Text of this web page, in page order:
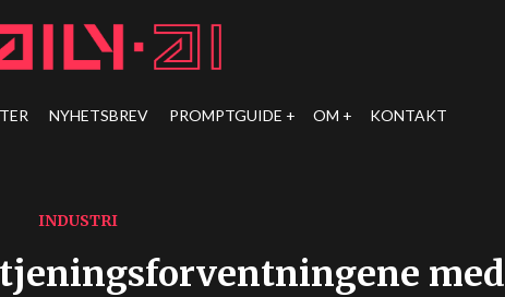
NYHETSBREV PROMPTGUIDE OM KONTAKT
INDUSTRI
med